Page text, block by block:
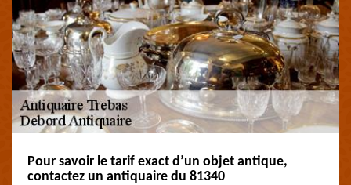
Pour savoir le tarif exact d’un objet antique,
contactez un antiquaire du 81340